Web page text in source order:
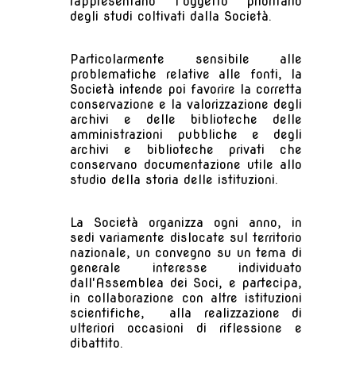
degli studi coltivati dalla Società.
Particolarmente sensibile alle
problematiche relative alle fonti, la
Società intende poi favorire la corretta
conservazione e la valorizzazione degli
archivi e delle biblioteche delle
amministrazioni pubbliche e degli
archivi e biblioteche privati che
conservano documentazione utile allo
studio della storia delle istituzioni.
La Società organizza ogni anno, in
sedi variamente dislocate sul territorio
nazionale, un convegno su un tema di
generale interesse individuato
dall'Assemblea dei Soci, e partecipa,
in collaborazione con altre istituzioni
scientifiche, alla realizzazione di
ulteriori occasioni di riflessione e
dibattito.